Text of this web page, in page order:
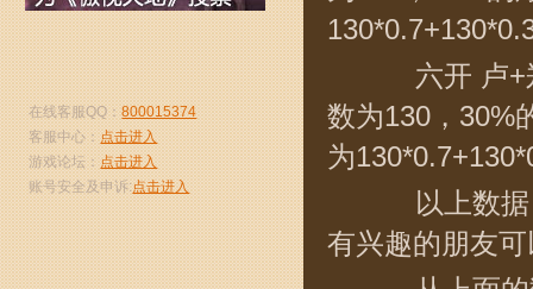
在线客服QQ：800015374
客服中心：点击进入
游戏论坛：点击进入
账号安全及申诉:点击进入
六开 卢+郑
数为130，30%
为
以上数据
有兴趣的朋友